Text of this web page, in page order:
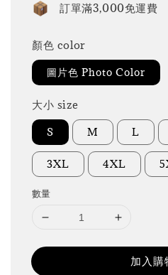
訂單滿3,000免運費
顏色 color
圖片色 Photo Color
大小 size
S M L
3XL 4XL
數量
加入購